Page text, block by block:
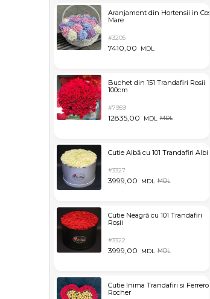
Aranjament din Hortensii in Cos
Mare
#3205
7410,00 MDL
Buchet din 151 Trandafiri Rosii
100cm
#7959
12835,00 MDL MDL
Cutie Albă cu 101 Trandafiri Albi
#3327
3999,00 MDL MDL
Cutie Neagră cu 101 Trandafiri
Roșii
#3322
3999,00 MDL MDL
Cutie Inima Trandafiri si Ferrero
Rocher